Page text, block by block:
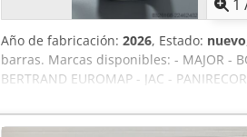
1
Año de fabricación: 2026, Estado: nuevo
barras. Marcas disponibles: - MAJOR -
BERTRAND EUROMAP - JAC -
Precios unitarios y al por mayor.
moldeadora, que incluyen: - Banda